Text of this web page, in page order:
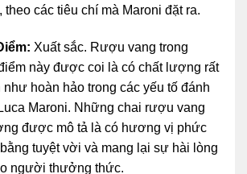
theo các tiêu chí mà Maroni đặt ra.
Xuất sắc. Rượu vang trong
này được coi là có chất lượng rất
như hoàn hảo trong các yếu tố đánh
Maroni. Những chai rượu vang
được mô tả là có hương vị phức
tuyệt vời và mang lại sự hài lòng
người thưởng thức.